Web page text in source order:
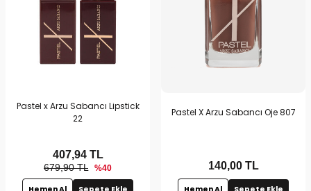
Pastel x Arzu Sabancı Lipstick
22
679,90 TL %40
407,94TL
Pastel X Arzu Sabancı Oje 807
140,00TL